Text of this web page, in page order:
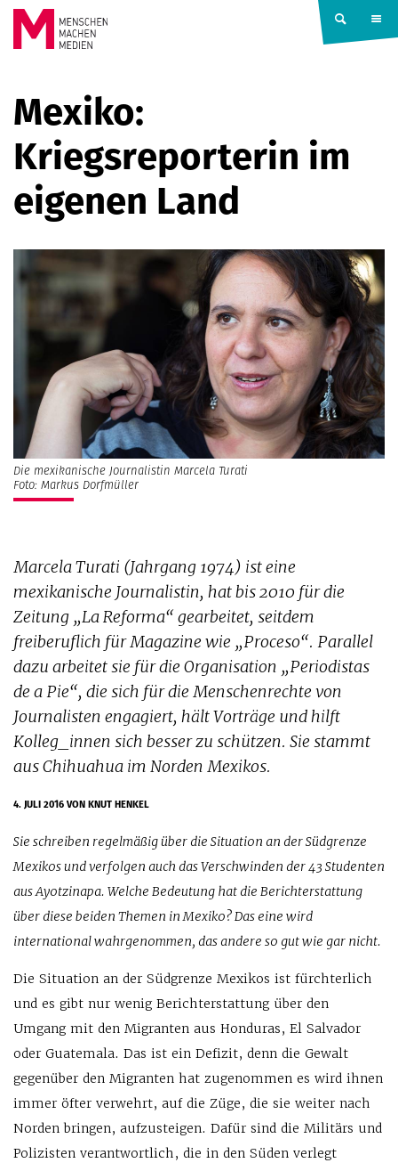
Springe zum Inhalt
MACHEN
MEDIEN
Mexiko:
Kriegsreporterin im
eigenen Land
Die mexikanische Journalistin Marcela Turati
Foto: Markus Dorfmüller
Marcela Turati (Jahrgang 1974) ist eine
mexikanische Journalistin, hat bis 2010 für die
Zeitung „La Reforma“ gearbeitet, seitdem
freiberuflich für Magazine wie „Proceso“. Parallel
dazu arbeitet sie für die Organisation „Periodistas
de a Pie“, die sich für die Menschenrechte von
Journalisten engagiert, hält Vorträge und hilft
Kolleg_innen sich besser zu schützen. Sie stammt
aus Chihuahua im Norden Mexikos.
4. JULI 2016VON KNUT HENKEL
Sie schreiben regelmäßig über die Situation an der Südgrenze
Mexikos und verfolgen auch das Verschwinden der 43 Studenten
aus Ayotzinapa. Welche Bedeutung hat die Berichterstattung
über diese beiden Themen in Mexiko? Das eine wird
international wahrgenommen, das andere so gut wie gar nicht.
Die Situation an der Südgrenze Mexikos ist fürchterlich
und es gibt nur wenig Berichterstattung über den
Umgang mit den Migranten aus Honduras, El Salvador
oder Guatemala. Das ist ein Defizit, denn die Gewalt
gegenüber den Migranten hat zugenommen es wird ihnen
immer öfter verwehrt, auf die Züge, die sie weiter nach
Norden bringen, aufzusteigen. Dafür sind die Militärs und
Polizisten verantwortlich, die in den Süden verlegt